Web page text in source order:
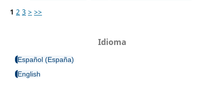
1 2 3 > >>
Idioma
Español (España)
English